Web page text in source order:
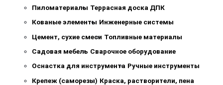
Пиломатериалы Террасная доска ДПК
Кованые элементы Инженерные системы
Цемент, сухие смеси Топливные материалы
Садовая мебель Сварочное оборудование
Оснастка для инструмента Ручные инструменты
Крепеж (саморезы) Краска, растворители, пена